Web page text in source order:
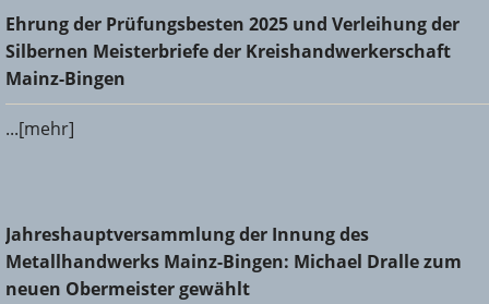
Ehrung der Prüfungsbesten 2025 und Verleihung der
Silbernen Meisterbriefe der Kreishandwerkerschaft Mainz-
Bingen
Ehrung der Prüfungsbesten 2025 und Verleihung der
Silbernen Meisterbriefe der Kreishandwerkerschaft
Mainz-Bingen
...[mehr]
Jahreshauptversammlung der Innung des
Metallhandwerks Mainz-Bingen: Michael Dralle zum neuen
Obermeister gewählt
Jahreshauptversammlung der Innung des
Metallhandwerks Mainz-Bingen: Michael Dralle zum
neuen Obermeister gewählt